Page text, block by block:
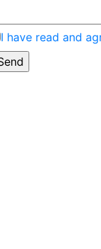
I have read and